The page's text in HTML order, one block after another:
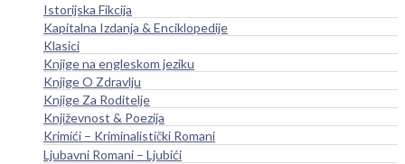
Istorijska Fikcija
Kapitalna Izdanja & Enciklopedije
Klasici
Knjige na engleskom jeziku
Knjige O Zdravlju
Knjige Za Roditelje
Književnost & Poezija
Krimići – Kriminalistički Romani
Ljubavni Romani – Ljubići